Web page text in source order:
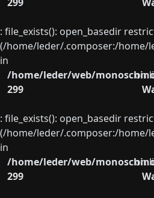
: file_exists(): open_basedir
(/home/leder/.composer:/
in
/home/leder/web/
on
299
: file_exists(): open_basedir
(/home/leder/.composer:/
in
/home/leder/web/
on
299